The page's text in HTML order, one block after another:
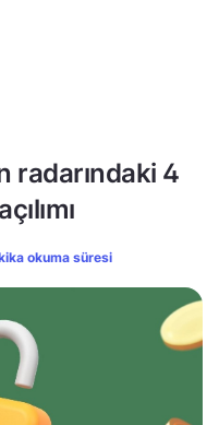
radarındaki 4
okuma süresi